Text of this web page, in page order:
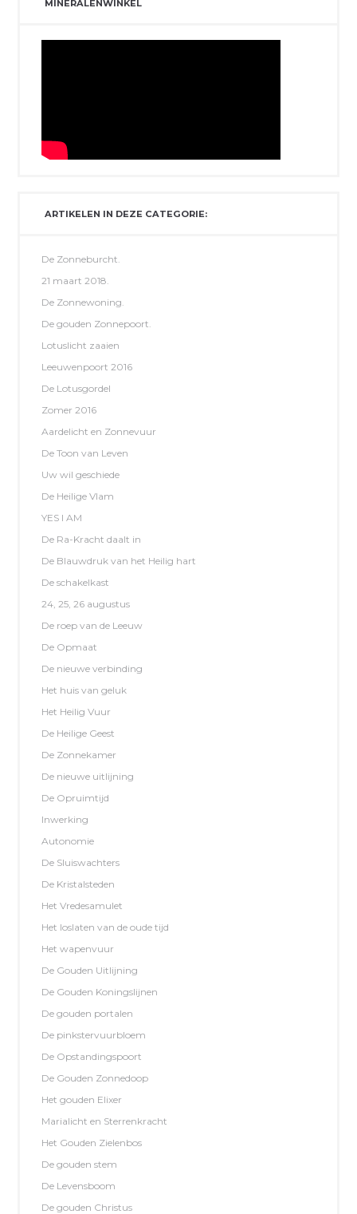
MINERALENWINKEL
ARTIKELEN IN DEZE CATEGORIE:
De Zonneburcht.
21 maart 2018.
De Zonnewoning.
De gouden Zonnepoort.
Lotuslicht zaaien
Leeuwenpoort 2016
De Lotusgordel
Zomer 2016
Aardelicht en Zonnevuur
De Toon van Leven
Uw wil geschiede
De Heilige Vlam
YES I AM
De Ra-Kracht daalt in
De Blauwdruk van het Heilig hart
De schakelkast
24, 25, 26 augustus
De roep van de Leeuw
De Opmaat
De nieuwe verbinding
Het huis van geluk
Het Heilig Vuur
De Heilige Geest
De Zonnekamer
De nieuwe uitlijning
De Opruimtijd
Inwerking
Autonomie
De Sluiswachters
De Kristalsteden
Het Vredesamulet
Het loslaten van de oude tijd
Het wapenvuur
De Gouden Uitlijning
De Gouden Koningslijnen
De gouden portalen
De pinkstervuurbloem
De Opstandingspoort
De Gouden Zonnedoop
Het gouden Elixer
Marialicht en Sterrenkracht
Het Gouden Zielenbos
De gouden stem
De Levensboom
De gouden Christus